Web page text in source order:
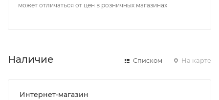
может отличаться от цен в розничных магазинах
Наличие Списком На карте
Интернет-магазин